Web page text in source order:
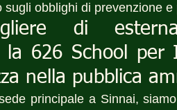
sugli obblighi di prevenzione
di
la 626 School
nella pubblica
principale a Sinnai,